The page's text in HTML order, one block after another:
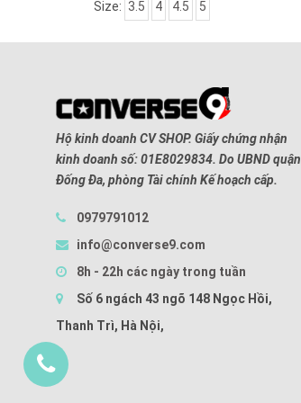
Size: 3.5 4 4.5 5
Hộ kinh doanh CV SHOP. Giấy chứng nhận
kinh doanh số: 01E8029834. Do UBND quận
Đống Đa, phòng Tài chính Kế hoạch cấp.
0979791012
info@converse9.com
8h - 22h các ngày trong tuần
Số 6 ngách 43 ngõ 148 Ngọc Hồi,
Thanh Trì, Hà Nội,